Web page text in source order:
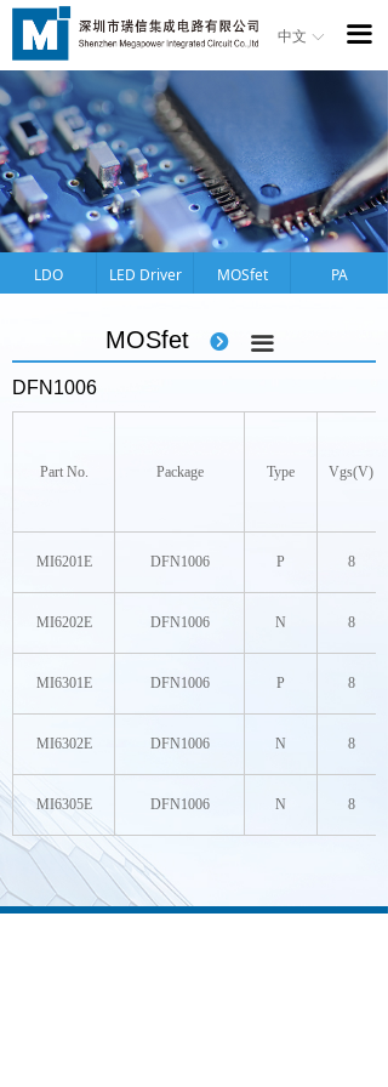
끀
首页
产品
应用
关于公司
法律声明
品质保证
新闻资讯
招聘信息
联系我们
ꀅ
中文
Part No. Package Type Vgs(V)
MI6201E DFN1006 P 8
MI6202E DFN1006 N 8
MI6301E DFN1006 P 8
MI6302E DFN1006 N 8
MI6305E DFN1006 N 8
MOSfet
DFN1006
뀹 끀
LDO LED Driver MOSfet PA